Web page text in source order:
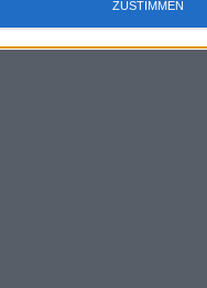
ZUSTIMMEN